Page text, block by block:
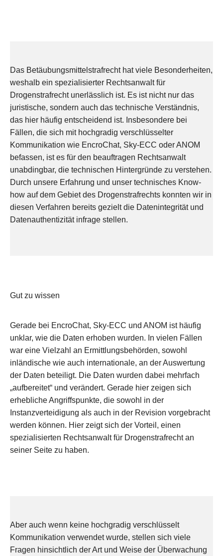
Das Betäubungsmittelstrafrecht hat viele Besonderheiten,
weshalb ein spezialisierter Rechtsanwalt für
Drogenstrafrecht unerlässlich ist. Es ist nicht nur das
juristische, sondern auch das technische Verständnis,
das hier häufig entscheidend ist. Insbesondere bei
Fällen, die sich mit hochgradig verschlüsselter
Kommunikation wie EncroChat, Sky-ECC oder ANOM
befassen, ist es für den beauftragen Rechtsanwalt
unabdingbar, die technischen Hintergründe zu verstehen.
Durch unsere Erfahrung und unser technisches Know-
how auf dem Gebiet des Drogenstrafrechts konnten wir in
diesen Verfahren bereits gezielt die Datenintegrität und
Datenauthentizität infrage stellen.
Gut zu wissen
Gerade bei EncroChat, Sky-ECC und ANOM ist häufig
unklar, wie die Daten erhoben wurden. In vielen Fällen
war eine Vielzahl an Ermittlungsbehörden, sowohl
inländische wie auch internationale, an der Auswertung
der Daten beteiligt. Die Daten wurden dabei mehrfach
„aufbereitet“ und verändert. Gerade hier zeigen sich
erhebliche Angriffspunkte, die sowohl in der
Instanzverteidigung als auch in der Revision vorgebracht
werden können. Hier zeigt sich der Vorteil, einen
spezialisierten Rechtsanwalt für Drogenstrafrecht an
seiner Seite zu haben.
Aber auch wenn keine hochgradig verschlüsselt
Kommunikation verwendet wurde, stellen sich viele
Fragen hinsichtlich der Art und Weise der Überwachung